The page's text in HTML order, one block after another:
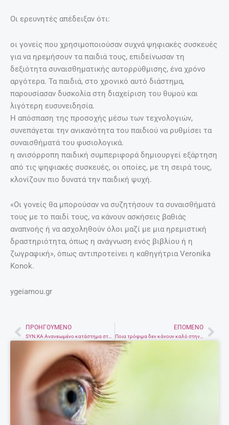
Οι ερευνητές απέδειξαν ότι:
οι γονείς που χρησιμοποιούσαν συχνά ψηφιακές συσκευές
για να ηρεμήσουν τα παιδιά τους, επιδείνωσαν τη
δεξιότητα συναισθηματικής αυτορρύθμισης, ένα χρόνο
αργότερα. Τα παιδιά, στο χρονικό αυτό διάστημα,
παρουσίασαν δυσκολία στη διαχείριση του θυμού και
λιγότερη ευσυνειδησία.
Η απόσπαση της προσοχής μέσω των τεχνολογιών,
συνεπάγεται την ανικανότητα του παιδιού να ρυθμίσει τα
συναισθήματά του φυσιολογικά.
η ανισόρροπη παιδική συμπεριφορά δημιουργεί εξάρτηση
από τις ψηφιακές συσκευές, οι οποίες, με τη σειρά τους,
κλονίζουν πιο δυνατά την παιδική ψυχή.
«Οι γονείς θα μπορούσαν να συζητήσουν τα συναισθήματά
τους με το παιδί τους, να κάνουν ασκήσεις βαθιάς
αναπνοής ή να ασχοληθούν όλοι μαζί με μια ηρεμιστική
δραστηριότητα, όπως η ανάγνωση ενός βιβλίου ή η
ζωγραφική», όπως αντιπροτείνει η καθηγήτρια Veronika
Konok.
ygeiamou.gr
PrevΠΡΟΗΓΟΎΜΕΝΟ ΕΠΌΜΕΝΟ
Ποια τρόφιμα δεν κάνουν καλό στην εγκεφαλική μας λειτουργία